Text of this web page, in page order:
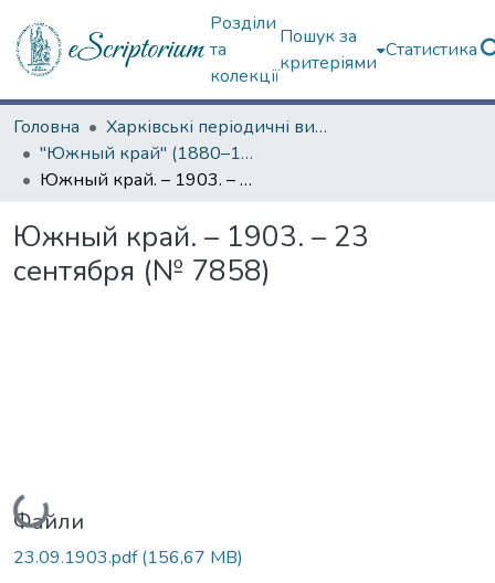
Розділи
та
колекції
Пошук за
критеріями
Статистика
Головна
Харківські періодичні видання
"Южный край" (1880–1919 гг.)
Южный край. – 1903. – 23 сентября (№ 7858)
Южный край. – 1903. – 23
сентября (№ 7858)
Вантажиться...
Файли
23.09.1903.pdf(156,67 MB)